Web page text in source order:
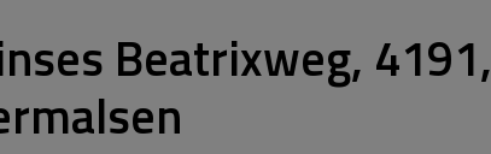
Beatrixweg, 4191,